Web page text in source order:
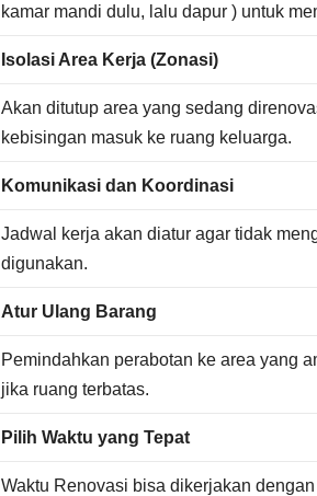
kamar mandi dulu, lalu dapur ) untuk
Isolasi Area Kerja (Zonasi)
Akan ditutup area yang sedang
kebisingan masuk ke ruang keluarga.
Komunikasi dan Koordinasi
Jadwal kerja akan diatur agar tidak
digunakan.
Atur Ulang Barang
Pemindahkan perabotan ke area yang
jika ruang terbatas.
Pilih Waktu yang Tepat
Waktu Renovasi bisa dikerjakan